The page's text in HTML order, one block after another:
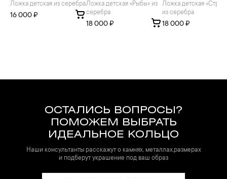
Ложка детская из серебра
16 000 ₽
Ложка детская «Рыбы» из
серебра
18 000 ₽
Ложка детская «Стрелец»
из серебра
18 000 ₽
ОСТАЛИСЬ ВОПРОСЫ?
ПОМОЖЕМ ВЫБРАТЬ
ИДЕАЛЬНОЕ КОЛЬЦО
Наши консультанты расскажут о камнях, металлах,размерах
и подберут украшение под ваш образ